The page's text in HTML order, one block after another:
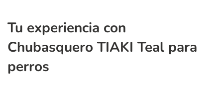
Tu experiencia con
Chubasquero TIAKI Teal para
perros